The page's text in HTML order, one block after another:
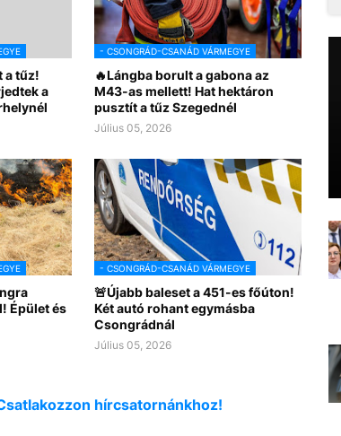
a tűz!
a
- CSONGRÁD-CSANÁD VÁRMEGYE
🔥Lángba borult a gabona az
M43-as mellett! Hat hektáron
pusztít a tűz Szegednél
Július 05, 2026
Épület és
- CSONGRÁD-CSANÁD VÁRMEGYE
🚨Újabb baleset a 451-es főúton!
Két autó rohant egymásba
Csongrádnál
Július 05, 2026
hírcsatornánkhoz!